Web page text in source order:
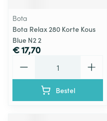
Bota
Bota Relax 280 Korte Kous
Blue N2 2
€ 17,70
Bestel